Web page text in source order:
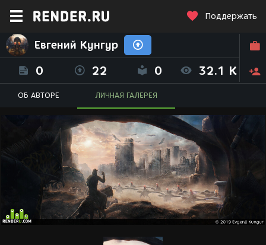
Поддержать
Евгений Кунгур
0 22 0 32.1 K
ОБ АВТОРЕ ЛИЧНАЯ ГАЛЕРЕЯ